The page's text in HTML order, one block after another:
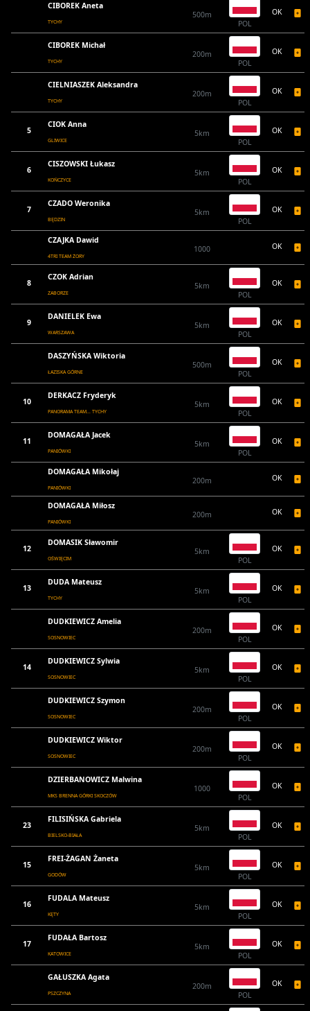
CIBOREK Aneta
TYCHY
500m
POL
OK
CIBOREK Michał
TYCHY
200m
POL
OK
CIELNIASZEK Aleksandra
TYCHY
200m
POL
OK
5
CIOK Anna
GLIWICE
5km
POL
OK
6
CISZOWSKI Łukasz
KOŃCZYCE
5km
POL
OK
7
CZADO Weronika
BĘDZIN
5km
POL
OK
CZAJKA Dawid
4TRI TEAM ŻORY
1000 OK
8
CZOK Adrian
ZABORZE
5km
POL
OK
9
DANIELEK Ewa
WARSZAWA
5km
POL
OK
DASZYŃSKA Wiktoria
ŁAZISKA GÓRNE
500m
POL
OK
10
DERKACZ Fryderyk
PANORAMA TEAM... TYCHY
5km
POL
OK
11
DOMAGAŁA Jacek
PANIÓWKI
5km
POL
OK
DOMAGAŁA Mikołaj
PANIÓWKI
200m OK
DOMAGAŁA Miłosz
PANIÓWKI
200m OK
12
DOMASIK Sławomir
OŚWIĘCIM
5km
POL
OK
13
DUDA Mateusz
TYCHY
5km
POL
OK
DUDKIEWICZ Amelia
SOSNOWIEC
200m
POL
OK
14
DUDKIEWICZ Sylwia
SOSNOWIEC
5km
POL
OK
DUDKIEWICZ Szymon
SOSNOWIEC
200m
POL
OK
DUDKIEWICZ Wiktor
SOSNOWIEC
200m
POL
OK
DZIERBANOWICZ Malwina
MKS BRENNA GÓRKI SKOCZÓW
1000
POL
OK
23
FILISIŃSKA Gabriela
BIELSKO-BIAŁA
5km
POL
OK
15
FREI-ŻAGAN Żaneta
GODÓW
5km
POL
OK
16
FUDALA Mateusz
KĘTY
5km
POL
OK
17
FUDAŁA Bartosz
KATOWICE
5km
POL
OK
GAŁUSZKA Agata
PSZCZYNA
200m
POL
OK